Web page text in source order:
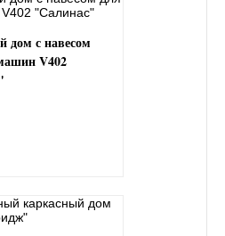
дом с навесом
V402